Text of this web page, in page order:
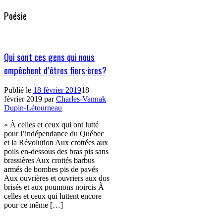
Poésie
Qui sont ces gens qui nous
empêchent d’êtres fiers·ères?
Publié le 18 février 201918
février 2019 parCharles-Vannak
Dupin-Létourneau
« À celles et ceux qui ont lutté
pour l’indépendance du Québec
et la Révolution Aux crottées aux
poils en-dessous des bras pis sans
brassières Aux crottés barbus
armés de bombes pis de pavés
Aux ouvrières et ouvriers aux dos
brisés et aux poumons noircis À
celles et ceux qui luttent encore
pour ce même […]